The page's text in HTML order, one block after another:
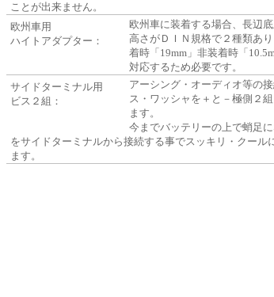
ことが出来ません。
欧州車用
ハイトアダプター：
欧州車に装着する場合、長辺
高さがＤＩＮ規格で２種類あ
着時「19mm」非装着時「
対応するため必要です。
サイドターミナル用
ビス２組：
アーシング・オーディオ等の
ス・ワッシャを＋と－極側２
ます。
今までバッテリーの上で蛸足
をサイドターミナルから接続する事でスッキリ・クール
ます。